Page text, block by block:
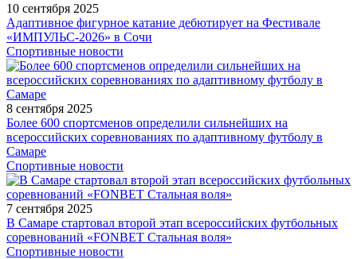
10 сентября 2025
Адаптивное фигурное катание дебютирует на Фестивале
«ИМПУЛЬС-2026» в Сочи
Спортивные новости
8 сентября 2025
Более 600 спортсменов определили сильнейших на
всероссийских соревнованиях по адаптивному футболу в
Самаре
Спортивные новости
7 сентября 2025
В Самаре стартовал второй этап всероссийских футбольных
соревнований «FONBET Стальная воля»
Спортивные новости